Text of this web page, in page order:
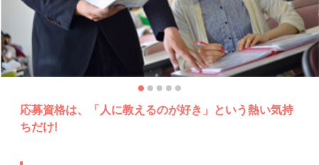
応募資格は、「人に教えるのが好き」という熱い気持
ちだけ!